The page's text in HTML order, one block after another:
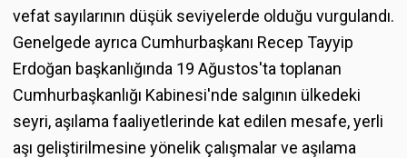
vefat sayılarının düşük seviyelerde olduğu vurgulandı.
Genelgede ayrıca Cumhurbaşkanı Recep Tayyip
Erdoğan başkanlığında 19 Ağustos'ta toplanan
Cumhurbaşkanlığı Kabinesi'nde salgının ülkedeki
seyri, aşılama faaliyetlerinde kat edilen mesafe, yerli
aşı geliştirilmesine yönelik çalışmalar ve aşılama